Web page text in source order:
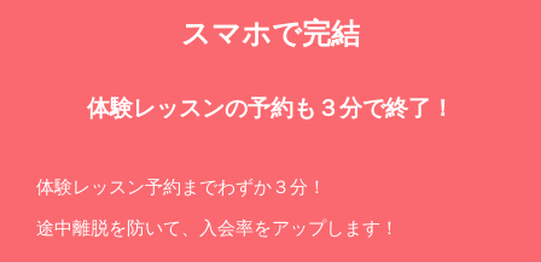
スマホで完結
体験レッスンの予約も３分で終了！
体験レッスン予約までわずか３分！
途中離脱を防いて、入会率をアップします！